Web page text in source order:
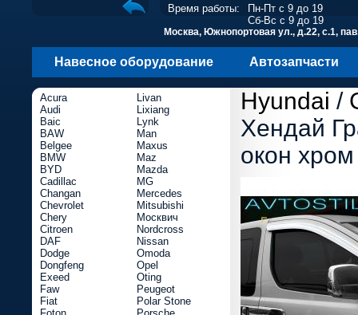
Время работы:
Пн-Пт с 9 до 19
Сб-Вс с 9 до 19
Москва, Южнопортовая ул., д.22, с.1,
Навесное оборудование Автозапчасти
Hyundai /
Хендай
окон хром
Acura
Audi
Baic
BAW
Belgee
BMW
BYD
Cadillac
Changan
Chevrolet
Chery
Citroen
DAF
Dodge
Dongfeng
Exeed
Faw
Fiat
Livan
Lixiang
Lynk
Man
Maxus
Maz
Mazda
MG
Mercedes
Mitsubishi
Москвич
Nordcross
Nissan
Omoda
Opel
Oting
Peugeot
Polar Stone